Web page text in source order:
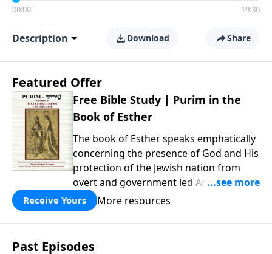
00:00 19:30
Description Download Share
Featured Offer
Free Bible Study | Purim in the
Book of Esther
The book of Esther speaks emphatically
concerning the presence of God and His
protection of the Jewish nation from
overt and government led Antisemitism.
We invite you to download this flip-book
presentation of the story of Purim, and
don’t forget to click the music icon to
get that messianic flavor while reading!
Receive Yours More resources
Past Episodes